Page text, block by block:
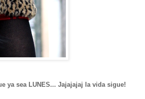
ya sea LUNES... Jajajajaj la vida sigue!